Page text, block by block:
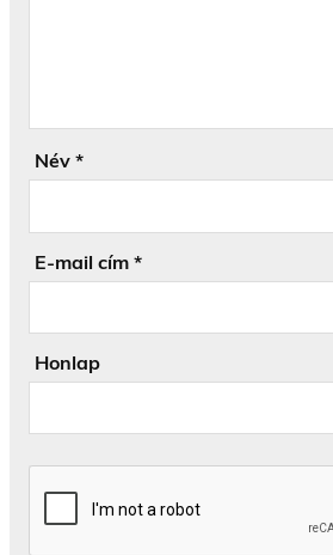
Név *
E-mail cím *
Honlap